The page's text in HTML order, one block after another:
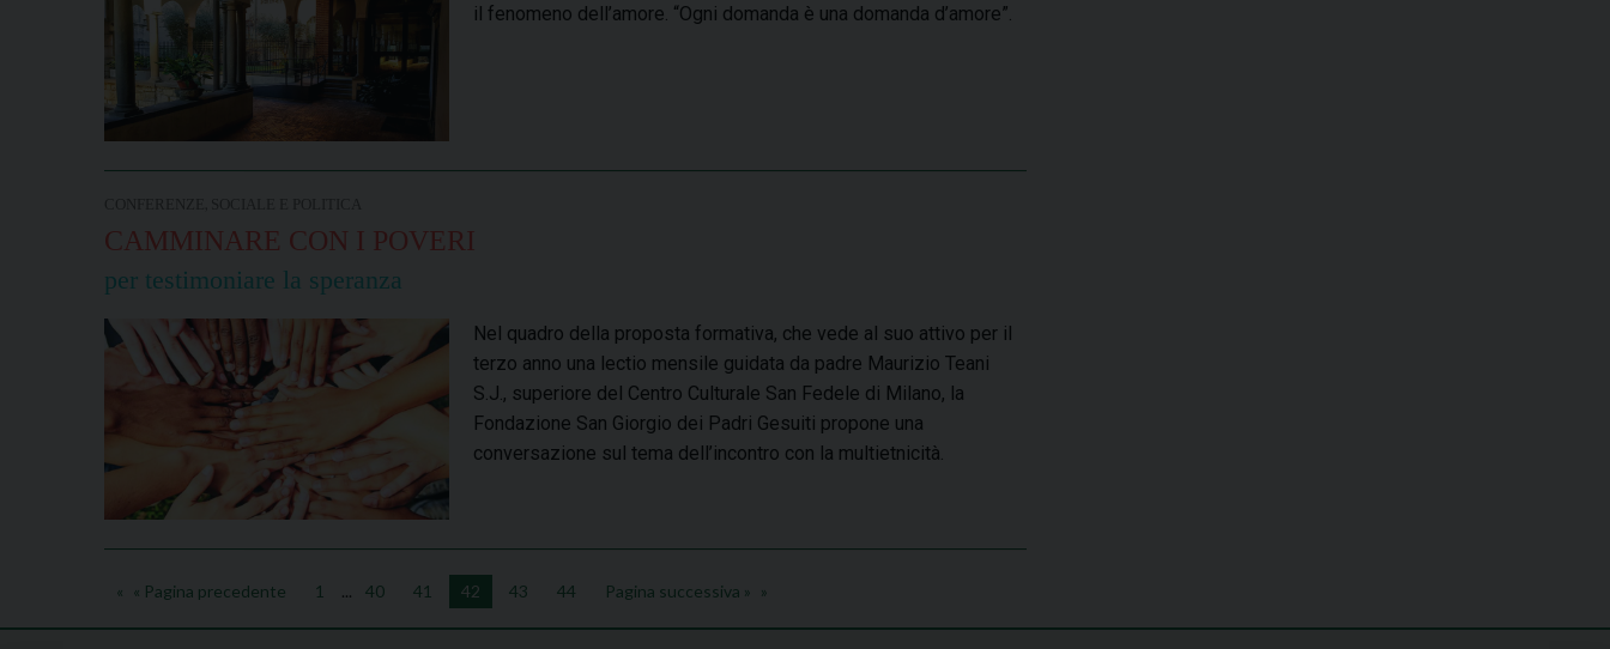
il fenomeno dell’amore. “Ogni domanda è una domanda d’amore”.
CAMMINARE CON I POVERI
per testimoniare la speranza
Nel quadro della proposta formativa, che vede al suo attivo per il
terzo anno una lectio mensile guidata da padre Maurizio Teani
S.J., superiore del Centro Culturale San Fedele di Milano, la
Fondazione San Giorgio dei Padri Gesuiti propone una
conversazione sul tema dell’incontro con la multietnicità.
« Pagina precedente 1 ... 40 41 42 43 44 Pagina successiva »